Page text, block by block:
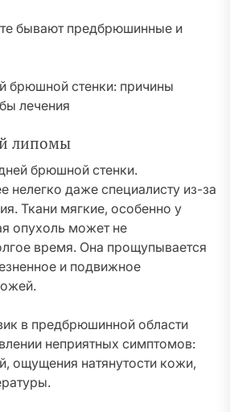
бывают предбрюшинные и
липомы
брюшной стенки.
нелегко даже специалисту из-за
Ткани мягкие, особенно у
опухоль может не
время. Она прощупывается
и подвижное
в предбрюшинной области
неприятных симптомов:
ощущения натянутости кожи,